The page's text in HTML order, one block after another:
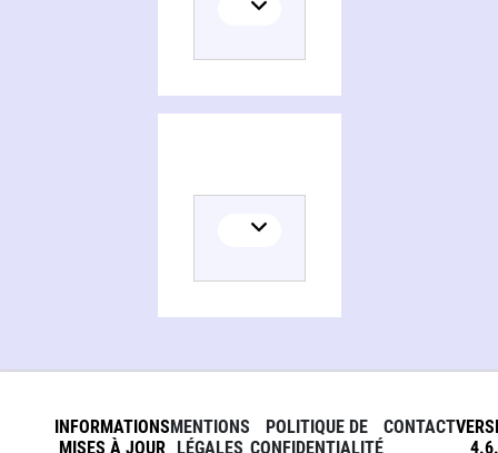
INFORMATIONS
MISES À JOUR
MENTIONS
LÉGALES
POLITIQUE DE
CONFIDENTIALITÉ
CONTACT